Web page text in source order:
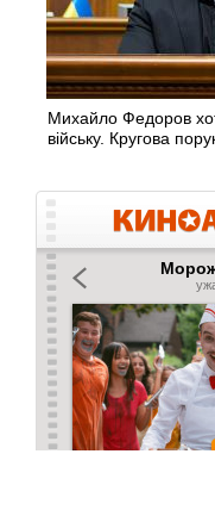
Михайло Федоров
війську. Кругова